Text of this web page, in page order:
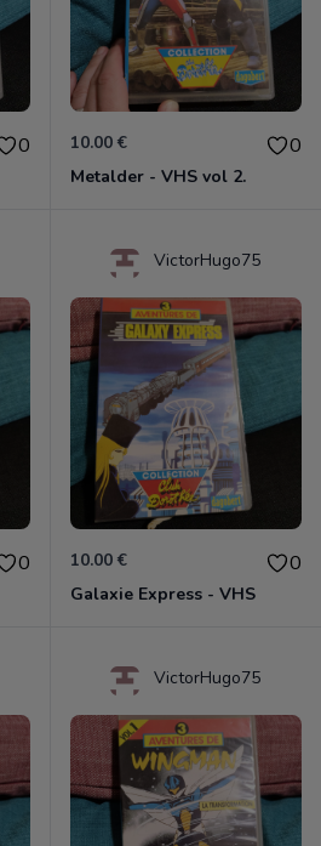
0 10.00 € 0
Metalder - VHS vol 2.
0
VictorHugo75
10.00 € 0
Galaxie Express - VHS
VictorHugo75